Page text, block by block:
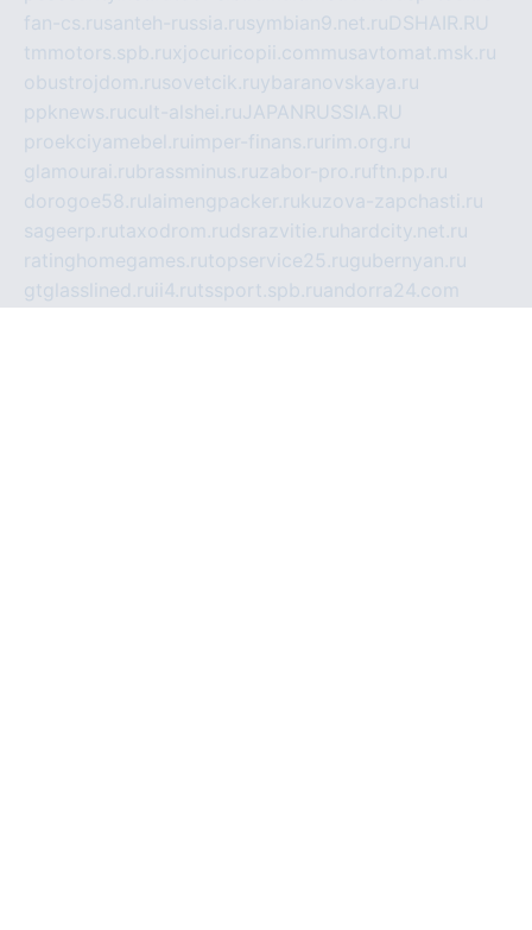
fan-cs.rusanteh-russia.rusymbian9.net.ruDSHAIR.RU
tmmotors.spb.ruxjocuricopii.com musavtomat.msk.ru
obustrojdom.rusovetcik.ruybaranovskaya.ru
ppknews.rucult-alshei.ruJAPANRUSSIA.RU
proekciyamebel.ru imper-finans.ru rim.org.ru
glamourai.rubrassminus.ruzabor-pro.ruftn.pp.ru
dorogoe58.ru laimengpacker.rukuzova-zapchasti.ru
sageerp.rutaxodrom.rudsrazvitie.ru hardcity.net.ru
ratinghomegames.rutopservice25.rugubernyan.ru
gtglasslined.ru ii4.rutssport.spb.ruandorra24.com